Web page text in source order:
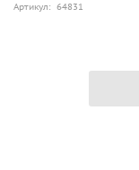
Артикул: 64831